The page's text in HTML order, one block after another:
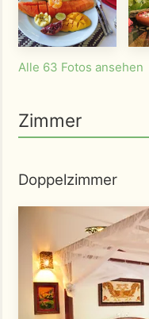
Alle 63 Fotos ansehen
Zimmer
Doppelzimmer